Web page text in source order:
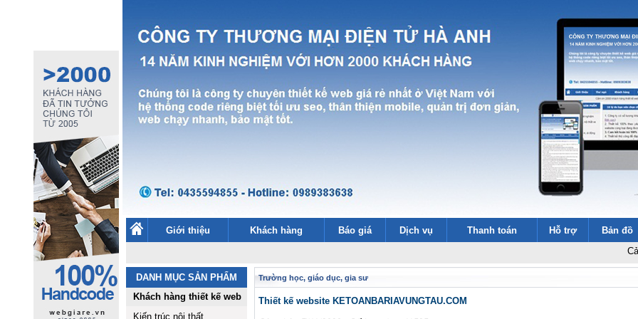
Giới thiệu Khách hàng Báo giá Dịch vụ Thanh toán Hỗ trợ Bản đồ
Cảm ơn
DANH MỤC SẢN PHẨM
Khách hàng thiết kế web
Kiến trúc nội thất
Trường học, giáo dục, gia sư
Thiết kế website KETOANBARIAVUNGTAU.COM